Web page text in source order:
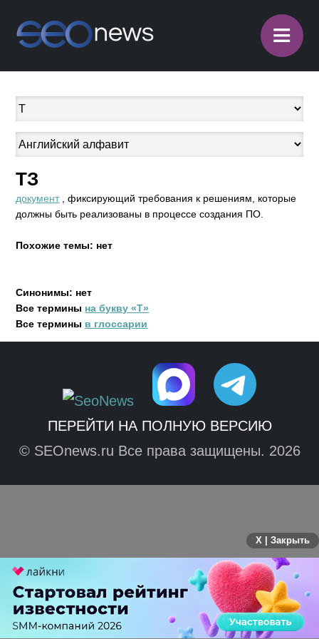
≡
ТЗ
документ, фиксирующий требования к решениям, которые
должны быть реализованы в процессе создания ПО.
Похожие темы: нет
Синонимы: нет
Все термины на букву «Т»
Все термины в глоссарии
X | Закрыть
ПЕРЕЙТИ НА ПОЛНУЮ ВЕРСИЮ
© SEOnews.ru Все права защищены. 2026